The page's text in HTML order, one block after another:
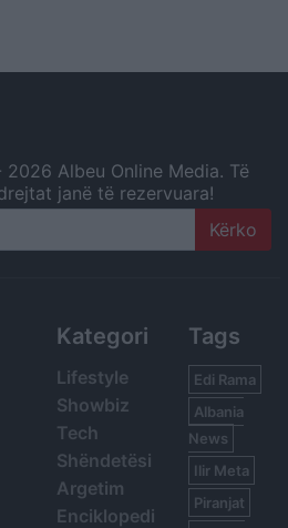
2026 Albeu Online Media. Të
janë të rezervuara!
Kategori
Lifestyle
Showbiz
Tech
Shëndetësi
Argetim
Enciklopedi
Tags
Edi Rama
Albania
News
Ilir Meta
Piranjat